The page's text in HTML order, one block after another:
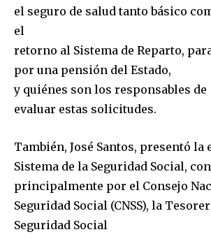
el seguro de salud tanto básico
el
retorno al Sistema de Reparto,
por una pensión del Estado,
y quiénes son los responsables de
evaluar estas solicitudes.
También, José Santos, presentó la
Sistema de la Seguridad Social,
principalmente por el Consejo
Seguridad Social (CNSS), la
Seguridad Social